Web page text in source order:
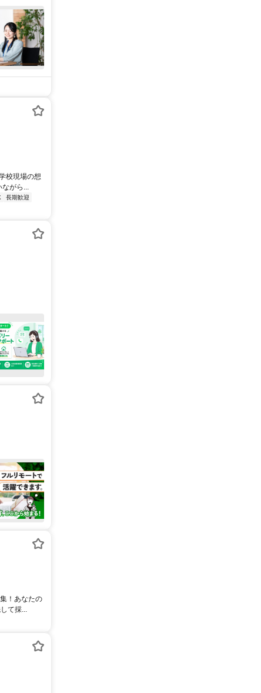
校現場の想
ながら...
長期歓迎
！あなたの
て採...